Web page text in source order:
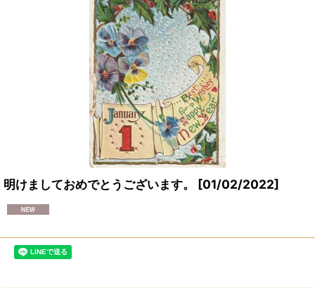
明けましておめでとうございます。 [01/02/2022]